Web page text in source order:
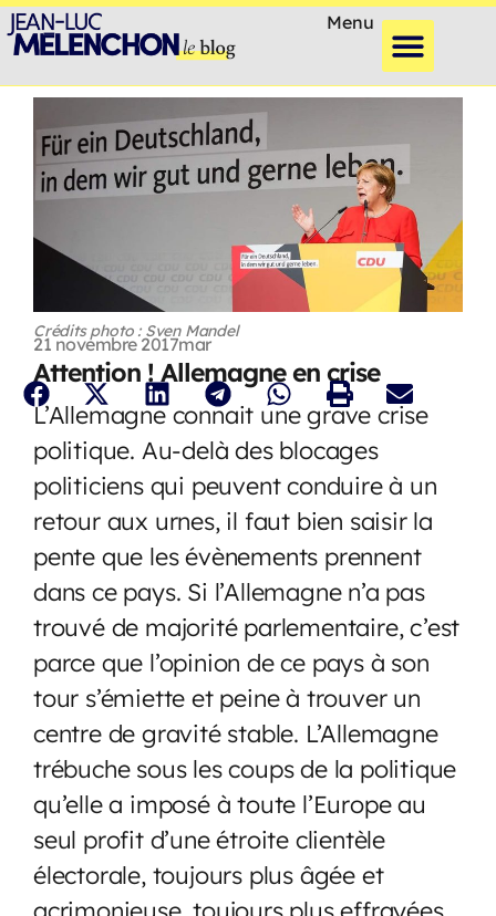
Menu
Crédits photo : Sven Mandel
21 novembre 2017mar
Attention ! Allemagne en crise
L’Allemagne connait une grave crise
politique. Au-delà des blocages
politiciens qui peuvent conduire à un
retour aux urnes, il faut bien saisir la
pente que les évènements prennent
dans ce pays. Si l’Allemagne n’a pas
trouvé de majorité parlementaire, c’est
parce que l’opinion de ce pays à son
tour s’émiette et peine à trouver un
centre de gravité stable. L’Allemagne
trébuche sous les coups de la politique
qu’elle a imposé à toute l’Europe au
seul profit d’une étroite clientèle
électorale, toujours plus âgée et
acrimonieuse, toujours plus effrayées